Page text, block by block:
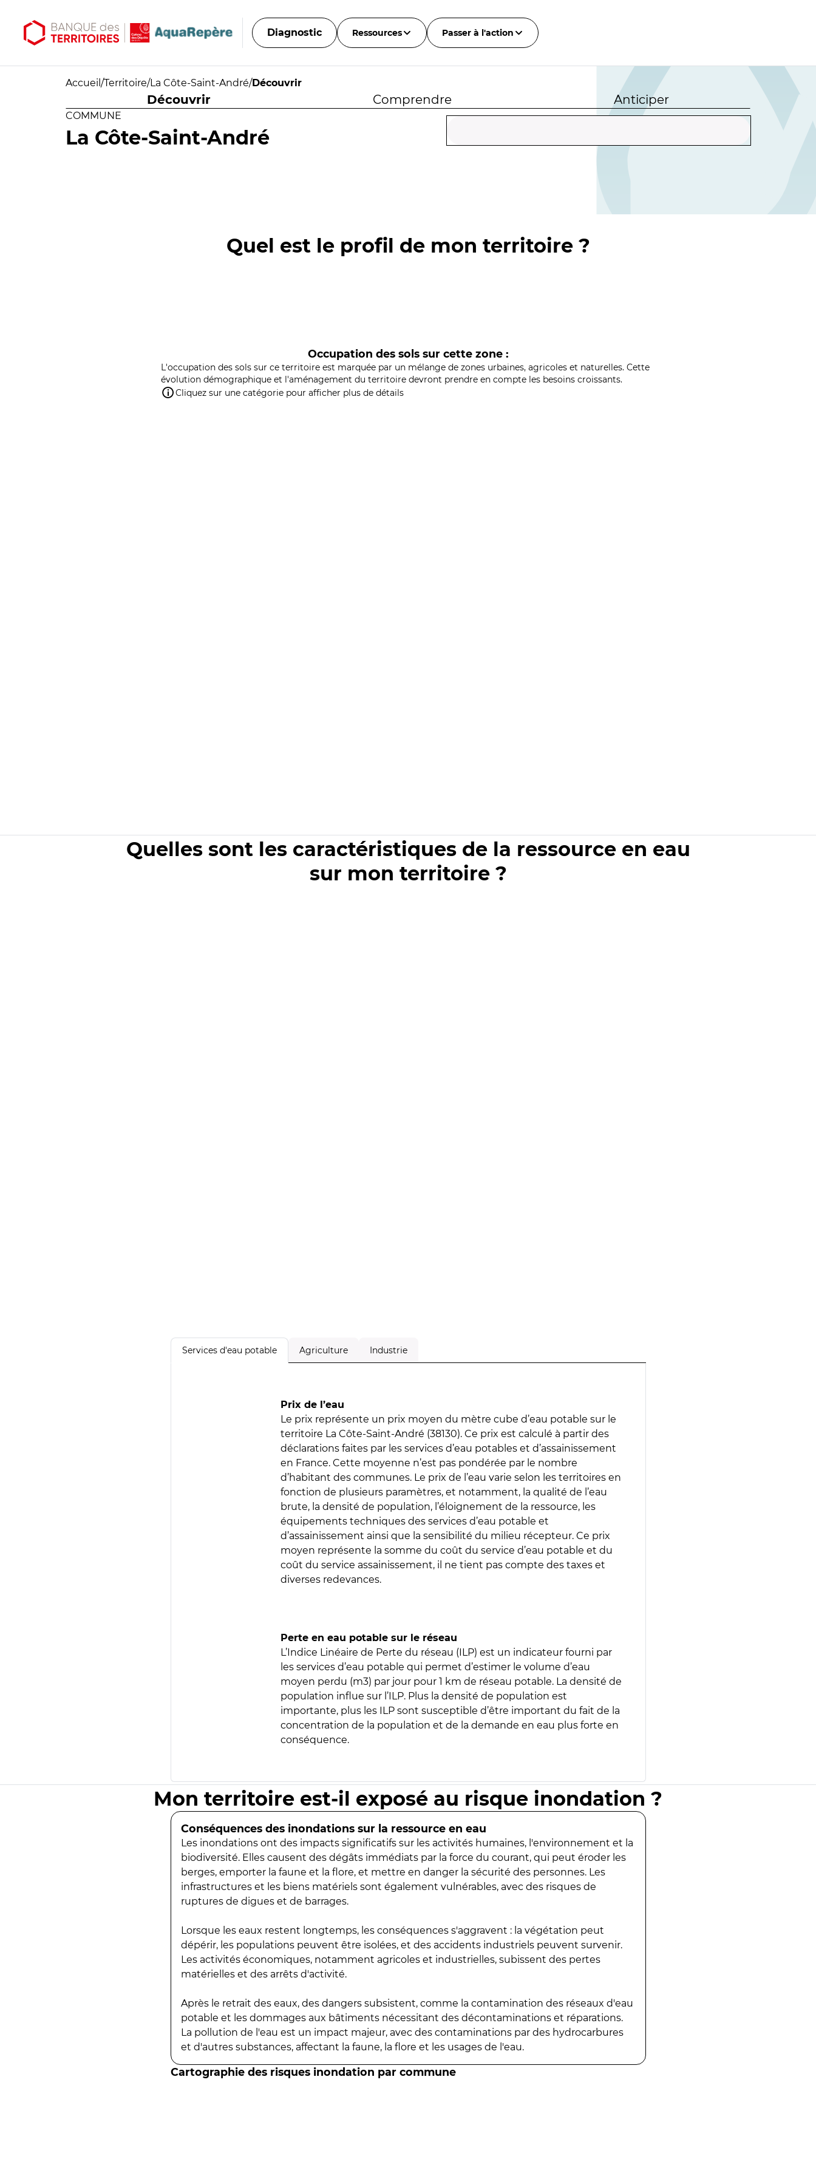
Diagnostic Ressources Passer à l'action
Accueil /Territoire/La Côte-Saint-André/Découvrir
Découvrir Comprendre Anticiper
COMMUNE
La Côte-Saint-André
Quel est le profil de mon territoire ?
Occupation des sols sur cette zone :
L'occupation des sols sur ce territoire est marquée par un mélange de zones urbaines, agricoles et naturelles. Cette
évolution démographique et l'aménagement du territoire devront prendre en compte les besoins croissants.
Cliquez sur une catégorie pour afficher plus de détails
Quelles sont les caractéristiques de la ressource en eau
sur mon territoire ?
Services d'eau potable Agriculture Industrie
Prix de l’eau
Le prix représente un prix moyen du mètre cube d’eau potable sur le
territoire La Côte-Saint-André (38130). Ce prix est calculé à partir des
déclarations faites par les services d’eau potables et d’assainissement
en France. Cette moyenne n’est pas pondérée par le nombre
d’habitant des communes. Le prix de l’eau varie selon les territoires en
fonction de plusieurs paramètres, et notamment, la qualité de l’eau
brute, la densité de population, l’éloignement de la ressource, les
équipements techniques des services d’eau potable et
d’assainissement ainsi que la sensibilité du milieu récepteur. Ce prix
moyen représente la somme du coût du service d’eau potable et du
coût du service assainissement, il ne tient pas compte des taxes et
diverses redevances.
Perte en eau potable sur le réseau
L’Indice Linéaire de Perte du réseau (ILP) est un indicateur fourni par
les services d’eau potable qui permet d’estimer le volume d’eau
moyen perdu (m3) par jour pour 1 km de réseau potable. La densité de
population influe sur l’ILP. Plus la densité de population est
importante, plus les ILP sont susceptible d’être important du fait de la
concentration de la population et de la demande en eau plus forte en
conséquence.
Mon territoire est-il exposé au risque inondation ?
Conséquences des inondations sur la ressource en eau
Les inondations ont des impacts significatifs sur les activités humaines, l'environnement et la
biodiversité. Elles causent des dégâts immédiats par la force du courant, qui peut éroder les
berges, emporter la faune et la flore, et mettre en danger la sécurité des personnes. Les
infrastructures et les biens matériels sont également vulnérables, avec des risques de
ruptures de digues et de barrages.
Lorsque les eaux restent longtemps, les conséquences s'aggravent : la végétation peut
dépérir, les populations peuvent être isolées, et des accidents industriels peuvent survenir.
Les activités économiques, notamment agricoles et industrielles, subissent des pertes
matérielles et des arrêts d'activité.
Après le retrait des eaux, des dangers subsistent, comme la contamination des réseaux d'eau
potable et les dommages aux bâtiments nécessitant des décontaminations et réparations.
La pollution de l'eau est un impact majeur, avec des contaminations par des hydrocarbures
et d'autres substances, affectant la faune, la flore et les usages de l'eau.
Cartographie des risques inondation par commune